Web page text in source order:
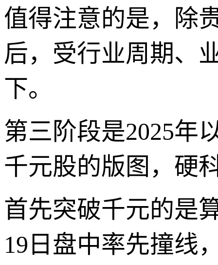
值得注意的是，除
后，受行业周期、
下。
第三阶段是2025年
千元股的版图，硬
首先突破千元的是
19日盘中率先撞线